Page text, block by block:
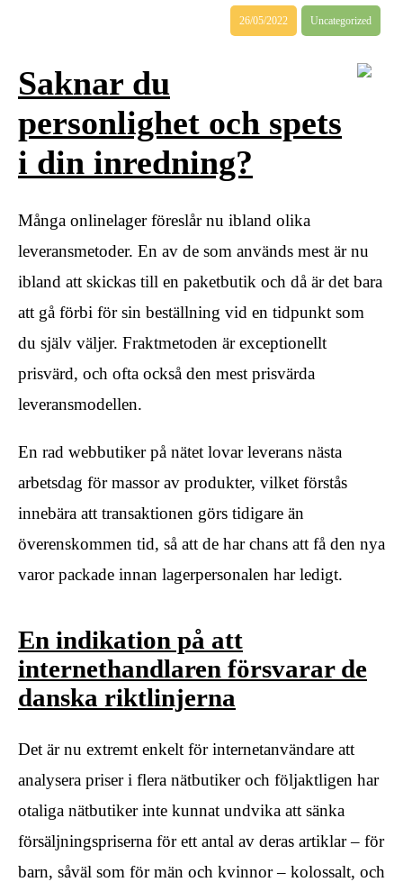
26/05/2022 Uncategorized
Saknar du
personlighet och spets
i din inredning?
Många onlinelager föreslår nu ibland olika
leveransmetoder. En av de som används mest är nu
ibland att skickas till en paketbutik och då är det bara
att gå förbi för sin beställning vid en tidpunkt som
du själv väljer. Fraktmetoden är exceptionellt
prisvärd, och ofta också den mest prisvärda
leveransmodellen.
En rad webbutiker på nätet lovar leverans nästa
arbetsdag för massor av produkter, vilket förstås
innebära att transaktionen görs tidigare än
överenskommen tid, så att de har chans att få den nya
varor packade innan lagerpersonalen har ledigt.
En indikation på att
internethandlaren försvarar de
danska riktlinjerna
Det är nu extremt enkelt för internetanvändare att
analysera priser i flera nätbutiker och följaktligen har
otaliga nätbutiker inte kunnat undvika att sänka
försäljningspriserna för ett antal av deras artiklar – för
barn, såväl som för män och kvinnor – kolossalt, och